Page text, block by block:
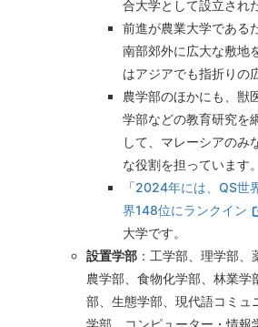
合大学として設立され
前進が農業大学である
南部郊外に広大な敷地
はアジアでも指折りの
農学部のほかにも、獣
学部などの教育研究を
して、マレーシアのみ
な役割を担っています。
「2024年には、 QS世
界148位にランクイン
大学です。
設置学部 ：工学部、理学部、
農学部、食物化学部、林業学
部、生態学部、現代語コミュ